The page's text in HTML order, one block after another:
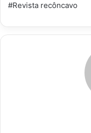
#Revista recôncavo